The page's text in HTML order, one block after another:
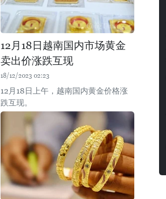
12月18日越南国内市场黄金
卖出价涨跌互现
18/12/2023 02:23
12月18日上午，越南国内黄金价格涨
跌互现。